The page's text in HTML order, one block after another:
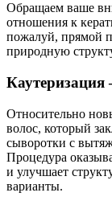
Обращаем ваше
отношения к
пожалуй, прямой
природную
Каутеризация
Относительно
волос, который
сыворотки с
Процедура
и улучшает
варианты.